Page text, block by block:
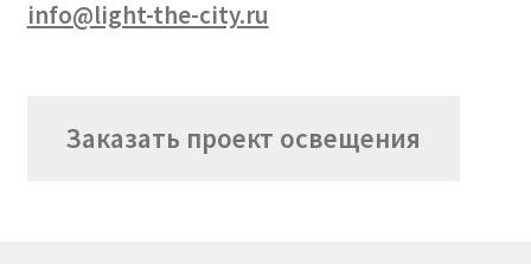
info@light-the-city.ru
Заказать проект освещения